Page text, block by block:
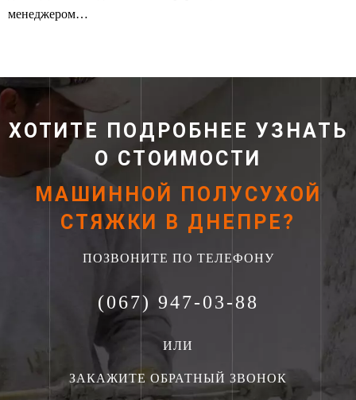
менеджером…
ХОТИТЕ ПОДРОБНЕЕ УЗНАТЬ
О СТОИМОСТИ
МАШИННОЙ ПОЛУСУХОЙ
СТЯЖКИ В ДНЕПРЕ?
ПОЗВОНИТЕ ПО ТЕЛЕФОНУ
(067) 947-03-88
ИЛИ
ЗАКАЖИТЕ ОБРАТНЫЙ ЗВОНОК